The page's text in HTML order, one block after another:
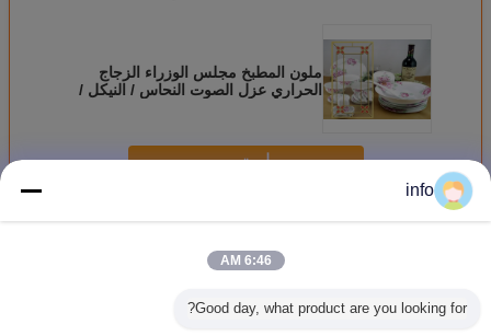
ملون المطبخ مجلس الوزراء الزجاج
الحراري عزل الصوت النحاس / النيكل /
استمر
أكثرمطبخ مجلس الوزراء الزجاج
info
6:46 AM
Good day, what product are you looking for?